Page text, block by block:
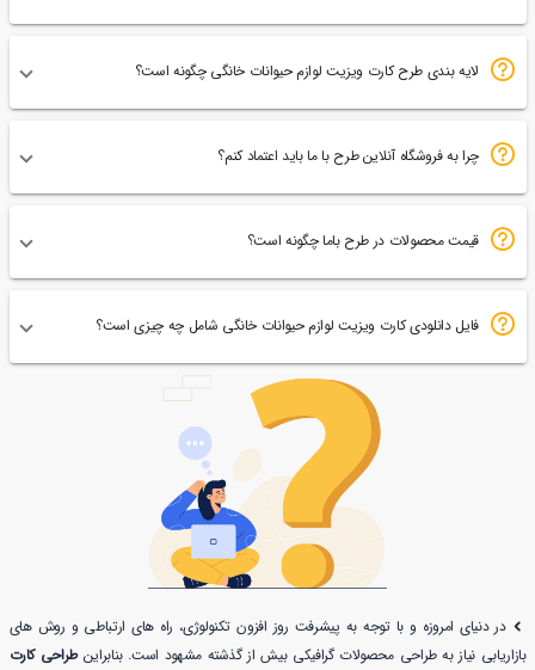
لایه بندی طرح کارت ویزیت لوازم حیوانات خانگی چگونه است؟
چرا به فروشگاه آنلاین طرح با ما باید اعتماد کنم؟
قیمت محصولات در طرح باما چگونه است؟
فایل دانلودی کارت ویزیت لوازم حیوانات خانگی شامل چه چیزی است؟
در دنیای امروزه و با توجه به پیشرفت روز افزون تکنولوژی، راه های ارتباطی و روش های
بازاریابی نیاز به طراحی محصولات گرافیکی بیش از گذشته مشهود است. بنابراینطراحی کارت